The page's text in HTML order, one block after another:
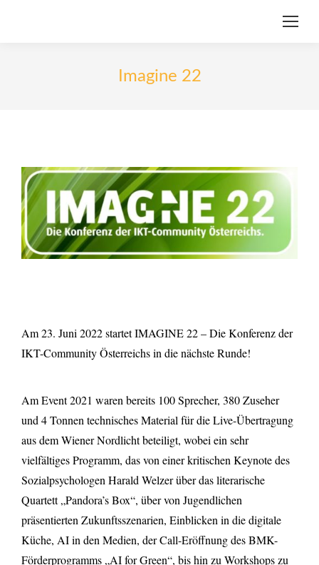
Imagine 22
Am 23. Juni 2022 startet IMAGINE 22 – Die Konferenz der
IKT-Community Österreichs in die nächste Runde!
Am Event 2021 waren bereits 100 Sprecher, 380 Zuseher
und 4 Tonnen technisches Material für die Live-Übertragung
aus dem Wiener Nordlicht beteiligt, wobei ein sehr
vielfältiges Programm, das von einer kritischen Keynote des
Sozialpsychologen Harald Welzer über das literarische
Quartett „Pandora’s Box“, über von Jugendlichen
präsentierten Zukunftsszenarien, Einblicken in die digitale
Küche, AI in den Medien, der Call-Eröffnung des BMK-
Förderprogramms „AI for Green“, bis hin zu Workshops zu